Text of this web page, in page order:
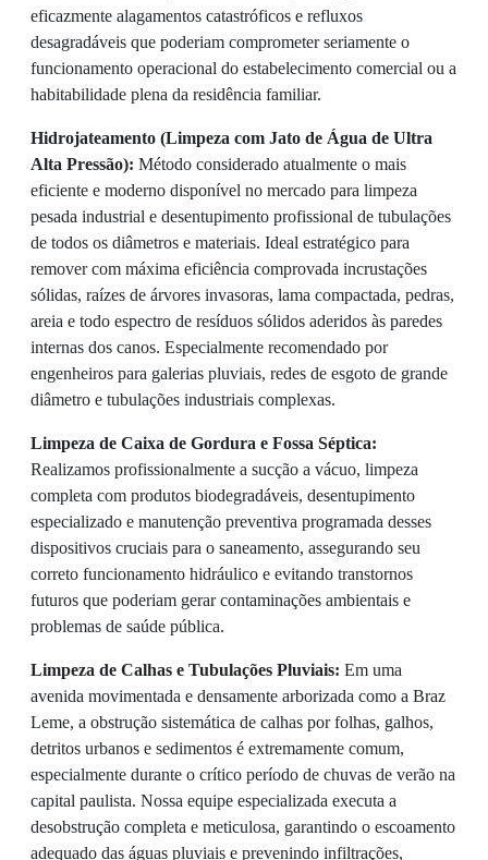
eficazmente alagamentos catastróficos e refluxos
desagradáveis que poderiam comprometer seriamente o
funcionamento operacional do estabelecimento comercial ou a
habitabilidade plena da residência familiar.
Hidrojateamento (Limpeza com Jato de Água de Ultra
Alta Pressão): Método considerado atualmente o mais
eficiente e moderno disponível no mercado para limpeza
pesada industrial e desentupimento profissional de tubulações
de todos os diâmetros e materiais. Ideal estratégico para
remover com máxima eficiência comprovada incrustações
sólidas, raízes de árvores invasoras, lama compactada, pedras,
areia e todo espectro de resíduos sólidos aderidos às paredes
internas dos canos. Especialmente recomendado por
engenheiros para galerias pluviais, redes de esgoto de grande
diâmetro e tubulações industriais complexas.
Limpeza de Caixa de Gordura e Fossa Séptica:
Realizamos profissionalmente a sucção a vácuo, limpeza
completa com produtos biodegradáveis, desentupimento
especializado e manutenção preventiva programada desses
dispositivos cruciais para o saneamento, assegurando seu
correto funcionamento hidráulico e evitando transtornos
futuros que poderiam gerar contaminações ambientais e
problemas de saúde pública.
Limpeza de Calhas e Tubulações Pluviais: Em uma
avenida movimentada e densamente arborizada como a Braz
Leme, a obstrução sistemática de calhas por folhas, galhos,
detritos urbanos e sedimentos é extremamente comum,
especialmente durante o crítico período de chuvas de verão na
capital paulista. Nossa equipe especializada executa a
desobstrução completa e meticulosa, garantindo o escoamento
adequado das águas pluviais e prevenindo infiltrações,